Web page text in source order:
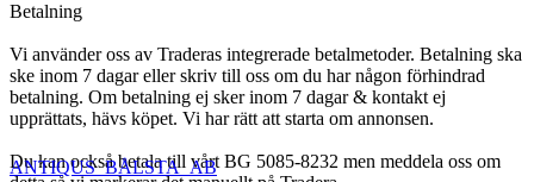
Betalning
Vi använder oss av Traderas integrerade betalmetoder. Betalning ska
ske inom 7 dagar eller skriv till oss om du har någon förhindrad
betalning. Om betalning ej sker inom 7 dagar & kontakt ej
upprättats, hävs köpet. Vi har rätt att starta om annonsen.
Du kan också betala till vårt BG 5085-8232 men meddela oss om
ANTIQUS_BÅLSTA_AB